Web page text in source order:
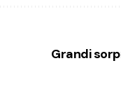
Grandi